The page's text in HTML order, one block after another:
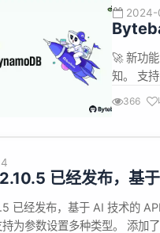
2024-
🚀 新功
知。 支
余索引
366
已经发布，基
已经发布，基于 AI 技术的
为参数设置多种类型。 添加